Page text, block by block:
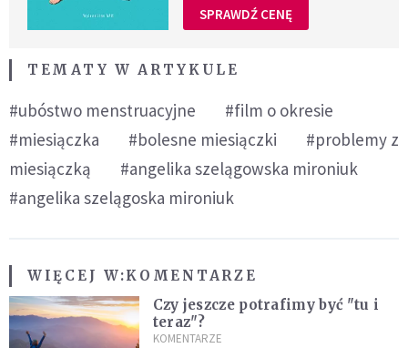
SPRAWDŹ CENĘ
TEMATY W ARTYKULE
#ubóstwo menstruacyjne
#film o okresie
#miesiączka
#bolesne miesiączki
#problemy z
miesiączką
#angelika szelągowska mironiuk
#angelika szelągoska mironiuk
WIĘCEJ W:KOMENTARZE
Czy jeszcze potrafimy być "tu i
teraz"?
KOMENTARZE